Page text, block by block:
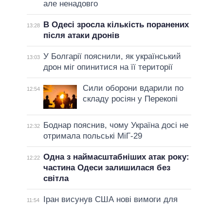
але ненадовго
13:28
В Одесі зросла кількість поранених
після атаки дронів
13:03 У Болгарії пояснили, як український
дрон міг опинитися на її території
12:54
Сили оборони вдарили по
складу росіян у Перекопі
12:32
Боднар пояснив, чому Україна досі не
отримала польські МіГ-29
12:22 Одна з наймасштабніших атак року:
частина Одеси залишилася без
світла
11:54
Іран висунув США нові вимоги для